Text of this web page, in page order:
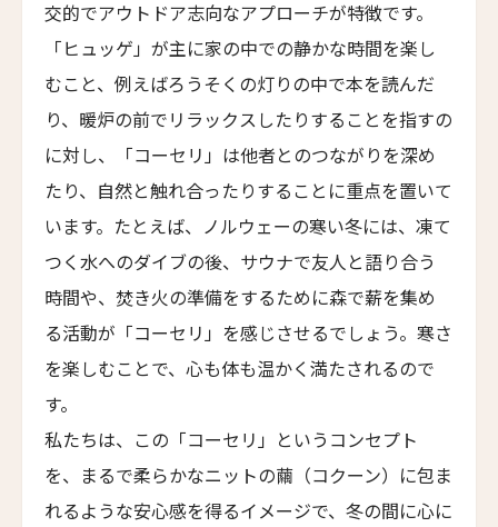
The Grace
ムンドゥク・キャビンbyデサ・ヘイ
Munduk Cabins by Desa Hay
シーナ・ヴィラ・マティルデ
Sina Villa Matilde
ザボラ・エステート
Zabola Estate
ル・ヌメロ3・バイ・シャンパーニュ・ティエノー
Le N°3 by Champagne Thiénot
トルフフス・リトリート
Torfhús Retreat
ランチャン・ナン・リトリート
Lchang Nang Retreat
ザ・パソナ ネイチャーバース・リトリート
THE PASONA Natureverse Retreat
9人
10人
11人
12人
13人
14人
16人
17人
18人
19人
8人
9人
10人
11人
12人
13人
15人
17人
18人
交的でアウトドア志向なアプローチが特徴です。
「ヒュッゲ」が主に家の中での静かな時間を楽し
むこと、例えばろうそくの灯りの中で本を読んだ
り、暖炉の前でリラックスしたりすることを指すの
に対し、「コーセリ」は他者とのつながりを深め
たり、自然と触れ合ったりすることに重点を置いて
います。たとえば、ノルウェーの寒い冬には、凍て
つく水へのダイブの後、サウナで友人と語り合う
時間や、焚き火の準備をするために森で薪を集め
る活動が「コーセリ」を感じさせるでしょう。寒さ
を楽しむことで、心も体も温かく満たされるので
す。
私たちは、この「コーセリ」というコンセプト
を、まるで柔らかなニットの繭（コクーン）に包ま
れるような安心感を得るイメージで、冬の間に心に